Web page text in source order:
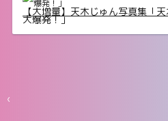
【大増量】天木じゅん写真集「
大爆発！」
‹